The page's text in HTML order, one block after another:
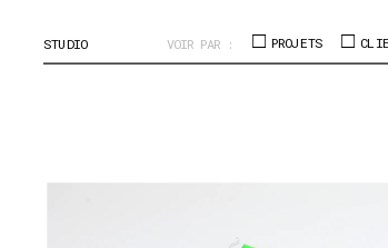
STUDIO □ PROJETS □
VOIR PAR :